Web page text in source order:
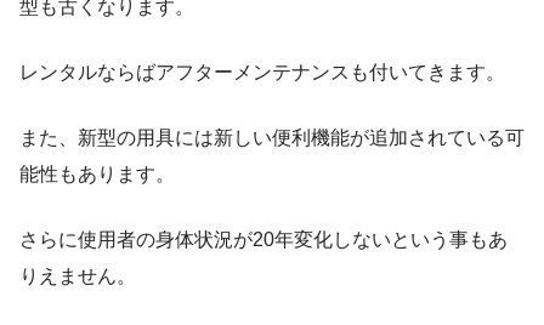
型も古くなります。
レンタルならばアフターメンテナンスも付いてきます。
また、新型の用具には新しい便利機能が追加されている可
能性もあります。
さらに使用者の身体状況が20年変化しないという事もあ
りえません。